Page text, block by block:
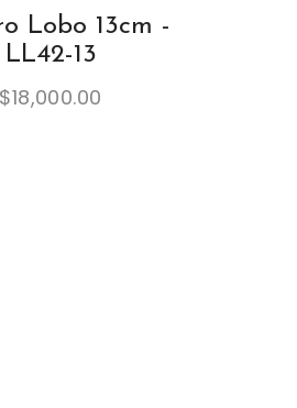
Lobo 13cm -
LL42-13
$18,000.00